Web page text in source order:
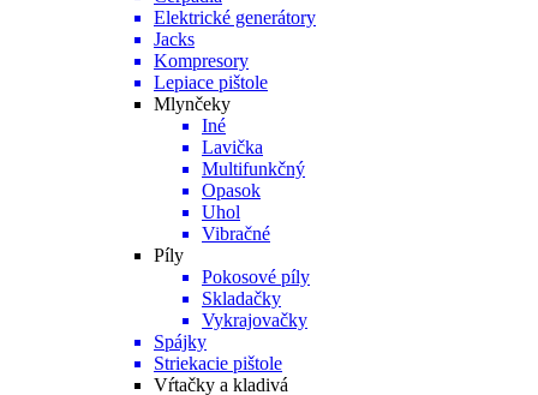
Elektrické generátory
Jacks
Kompresory
Lepiace pištole
Mlynčeky
Iné
Lavička
Multifunkčný
Opasok
Uhol
Vibračné
Píly
Pokosové píly
Skladačky
Vykrajovačky
Spájky
Striekacie pištole
Vŕtačky a kladivá